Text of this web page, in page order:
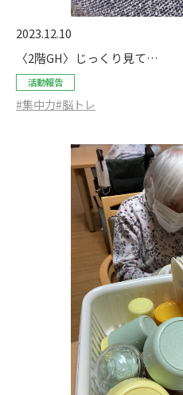
2023.12.10
〈2階GH〉じっくり見て…
活動報告
#集中力#脳トレ